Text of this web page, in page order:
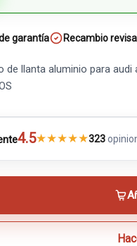
garantía Recambio
de llanta aluminio para
4.5★★★★★323